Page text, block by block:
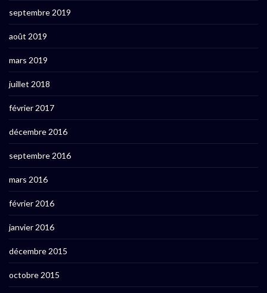
septembre 2019
août 2019
mars 2019
juillet 2018
février 2017
décembre 2016
septembre 2016
mars 2016
février 2016
janvier 2016
décembre 2015
octobre 2015